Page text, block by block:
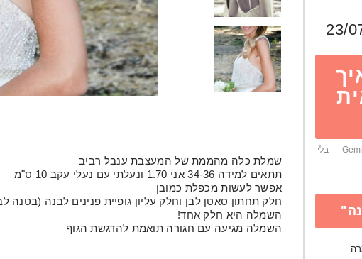
23/
מדידה וירטואלית בחינם בעזרת ChatGPT או Gemini — בלי
שמלת כלה מהממת של המעצבת ענבל רביב
תתאים למידה 34-36 אני 1.70 ונעלתי עם נעלי עקב 10 ס"מ
אפשר לעשות מכפלת כמובן
חלק תחתון סאטן לבן וחלק עליון גופיית פנינים לבנה (בטנה
השמלה היא חלק אחד!
השמלה מגיעה עם חגורה תואמת להדגשת הגוף